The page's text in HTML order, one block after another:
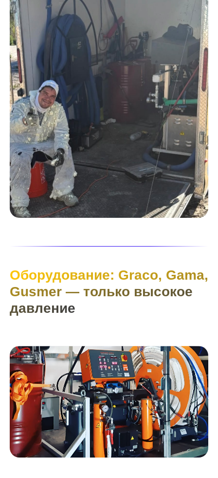
Оборудование: Graco, Gama,
Gusmer — только высокое
давление